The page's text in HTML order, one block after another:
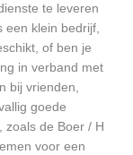
te leveren
klein bedrijf,
of ben je
in verband met
bij vrienden,
goede
zoals de Boer / H
voor een